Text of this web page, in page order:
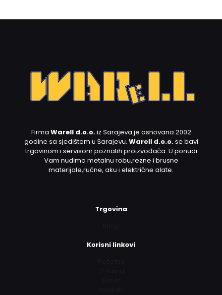
Firma Warell d.o.o.iz Sarajeva je osnovana 2002
godine sa sjedištem u Sarajevu. Warell d.o.o.se bavi
trgovinom i servisom poznatih proizvođača. U ponudi
Vam nudimo metalnu robu,rezne i brusne
materijale,ručne, aku i električne alate.
Trgovina
Korisni linkovi